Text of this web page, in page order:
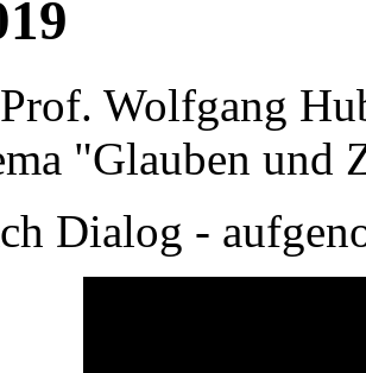
Wolfgang
"Glauben und
Dialog -